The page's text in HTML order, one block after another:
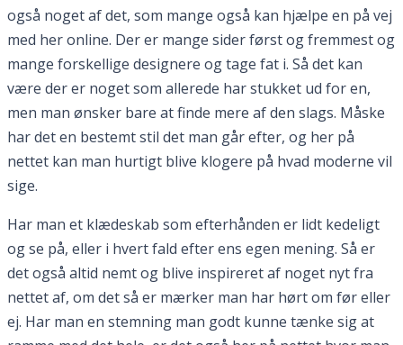
også noget af det, som mange også kan hjælpe en på vej
med her online. Der er mange sider først og fremmest og
mange forskellige designere og tage fat i. Så det kan
være der er noget som allerede har stukket ud for en,
men man ønsker bare at finde mere af den slags. Måske
har det en bestemt stil det man går efter, og her på
nettet kan man hurtigt blive klogere på hvad moderne vil
sige.
Har man et klædeskab som efterhånden er lidt kedeligt
og se på, eller i hvert fald efter ens egen mening. Så er
det også altid nemt og blive inspireret af noget nyt fra
nettet af, om det så er mærker man har hørt om før eller
ej. Har man en stemning man godt kunne tænke sig at